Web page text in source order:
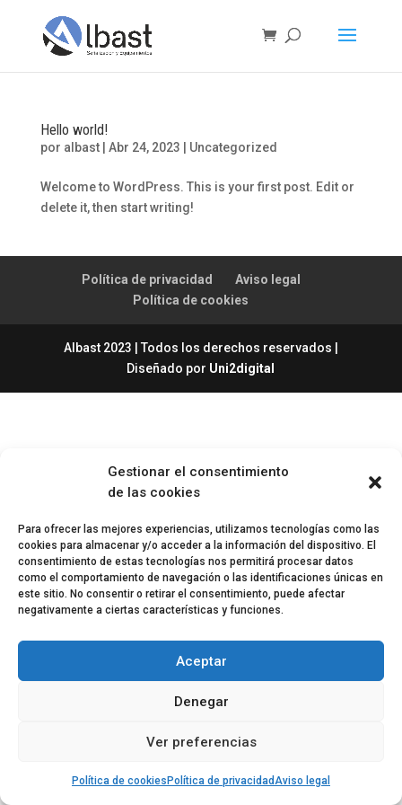
Gestionar el consentimiento
de las cookies
Para ofrecer las mejores experiencias, utilizamos tecnologías como las
cookies para almacenar y/o acceder a la información del dispositivo. El
consentimiento de estas tecnologías nos permitirá procesar datos
como el comportamiento de navegación o las identificaciones únicas en
este sitio. No consentir o retirar el consentimiento, puede afectar
negativamente a ciertas características y funciones.
Aceptar
Denegar
Ver preferencias
Política de cookies Política de privacidadAviso legal
Hello world!
por albast| Abr 24, 2023 Uncategorized
Welcome to WordPress. This is your first post. Edit or
delete it, then start writing!
Política de privacidad
Aviso legal
Política de cookies
Albast 2023 | Todos los derechos reservados |
Diseñado por Uni2digital